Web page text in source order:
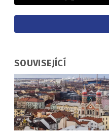
SOUVISEJÍCÍ